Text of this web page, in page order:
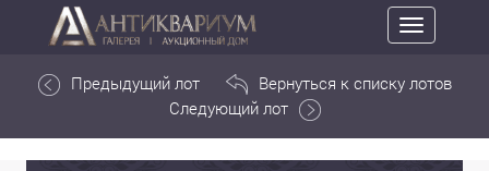
Toggle
navigation
Предыдущий лот
Вернуться к списку лотов
Следующий лот